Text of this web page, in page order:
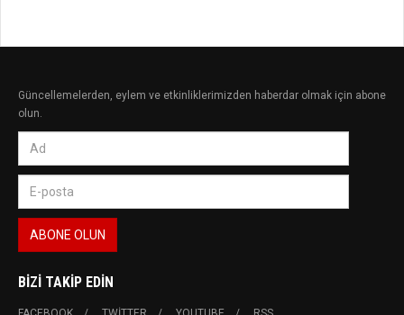
Güncellemelerden, eylem ve etkinliklerimizden haberdar olmak için abone
olun.
BIZI TAKIP EDIN